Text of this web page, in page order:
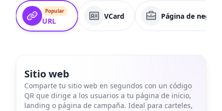
Popular
URL
VCard Página de
Sitio web
Comparte tu sitio web en segundos con un código
QR que dirige a los usuarios a tu página de inicio,
landing o página de campaña. Ideal para carteles,